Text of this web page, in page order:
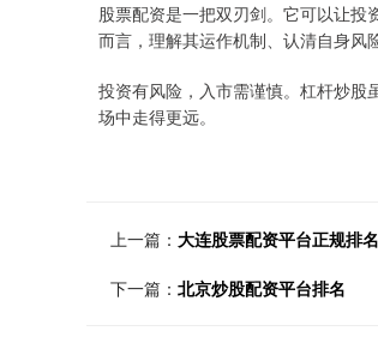
股票配资是一把双刃剑。它可以让
而言，理解其运作机制、认清自身风
投资有风险，入市需谨慎。杠杆炒股
场中走得更远。
上一篇： 大连股票配资平台正规排
下一篇： 北京炒股配资平台排名